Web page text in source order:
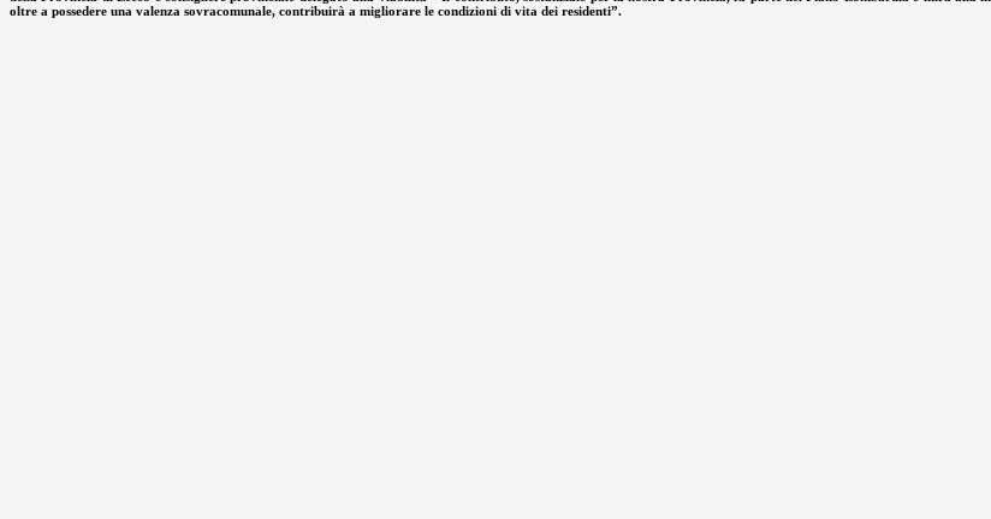
oltre a possedere una valenza sovracomunale, contribuirà a migliorare le condizioni di vita dei residenti”.